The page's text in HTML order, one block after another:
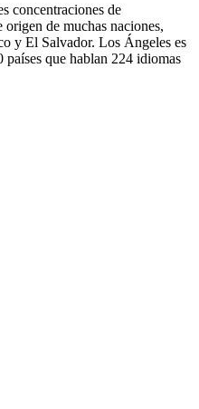
concentraciones de
origen de muchas naciones,
y El Salvador. Los Ángeles es
países que hablan 224 idiomas